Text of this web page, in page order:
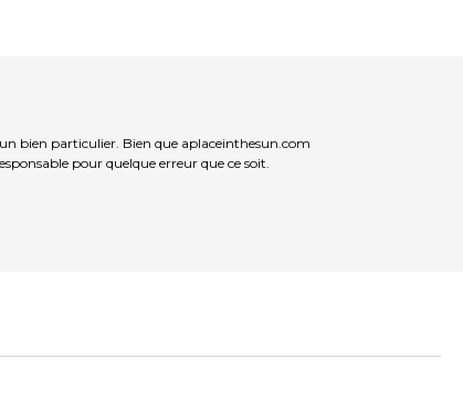
bien particulier. Bien que aplaceinthesun.com
pour quelque erreur que ce soit.